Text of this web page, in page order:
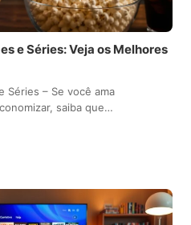
e Séries: Veja os Melhores
Séries – Se você ama
saiba que…